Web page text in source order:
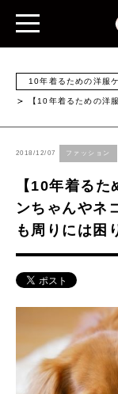
10年着るための洋服
【10年着るための洋
2018/12/07 ファッション
【10年着る
ンちゃんやネ
も周りには困